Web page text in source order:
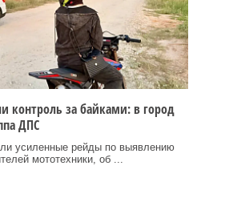
контроль за байками: в город
ДПС
усиленные рейды по выявлению
мототехники, об ...